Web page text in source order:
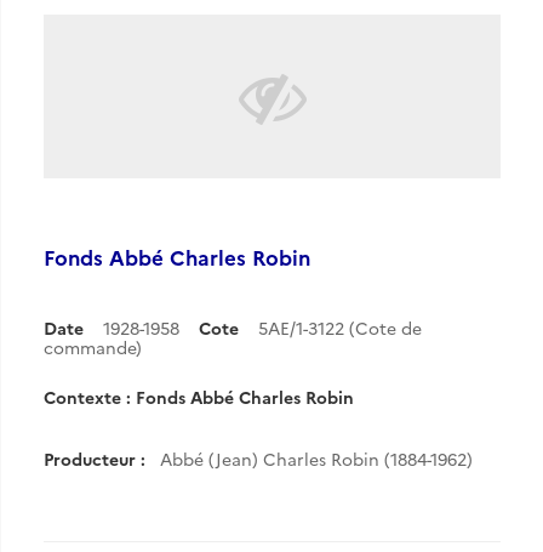
Fonds Abbé Charles Robin
Date 1928-1958 Cote
5AE/1-3122 (Cote de
commande)
Contexte : Fonds Abbé Charles Robin
Producteur : Abbé (Jean) Charles Robin (1884-1962)